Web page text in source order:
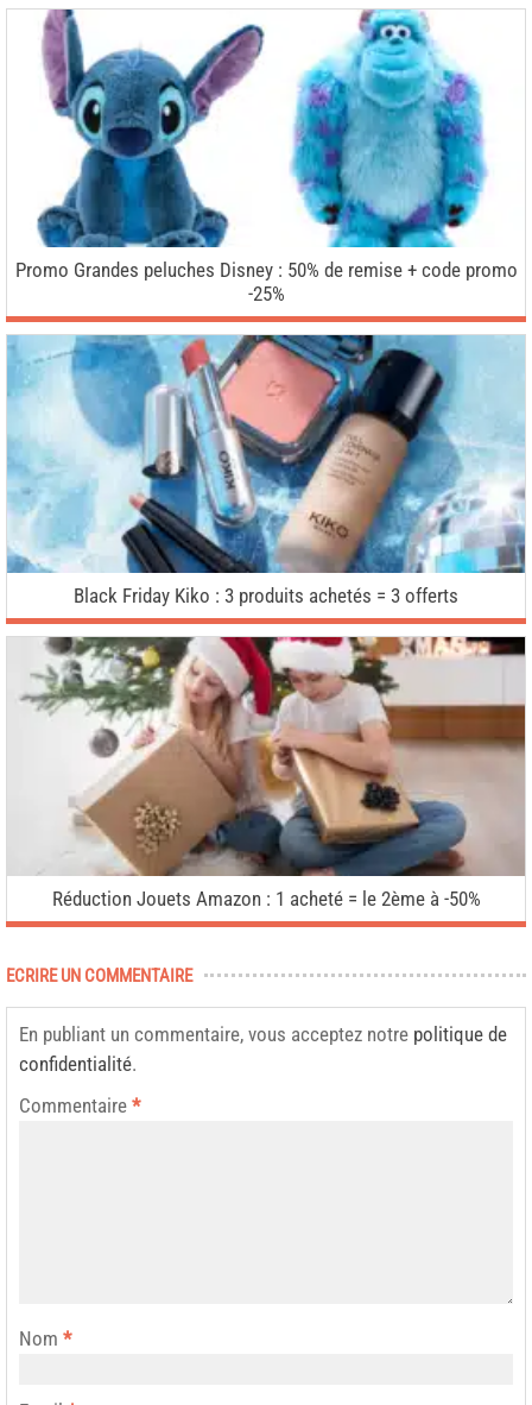
Promo Grandes peluches Disney : 50% de remise + code promo
-25%
Black Friday Kiko : 3 produits achetés = 3 offerts
Réduction Jouets Amazon : 1 acheté = le 2ème à -50%
ECRIRE UN COMMENTAIRE
En publiant un commentaire, vous acceptez notre politique de
confidentialité.
Commentaire *
Nom *